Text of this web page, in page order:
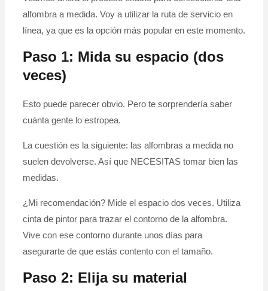
alfombra a medida. Voy a utilizar la ruta de servicio en
línea, ya que es la opción más popular en este momento.
Paso 1: Mida su espacio (dos
veces)
Esto puede parecer obvio. Pero te sorprendería saber
cuánta gente lo estropea.
La cuestión es la siguiente: las alfombras a medida no
suelen devolverse. Así que NECESITAS tomar bien las
medidas.
¿Mi recomendación? Mide el espacio dos veces. Utiliza
cinta de pintor para trazar el contorno de la alfombra.
Vive con ese contorno durante unos días para
asegurarte de que estás contento con el tamaño.
Paso 2: Elija su material